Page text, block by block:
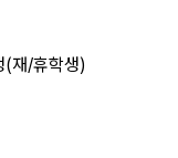
(재/휴학생)